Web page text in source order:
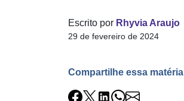
Escrito por Rhyvia Araujo
29 de fevereiro de 2024
Compartilhe essa matéria